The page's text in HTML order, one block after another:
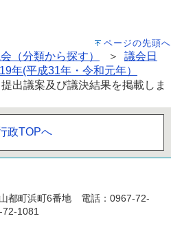
ページの先頭へ
（分類から探す） ＞ 議会日
年(平成31年・令和元年）
出議案及び議決結果を掲載しま
政TOPへ
都町浜町6番地 電話：0967-72-
1081